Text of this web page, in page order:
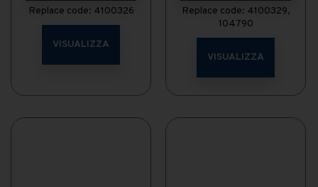
Replace code: 4100326
VISUALIZZA
Replace code: 4100329,
104790
VISUALIZZA